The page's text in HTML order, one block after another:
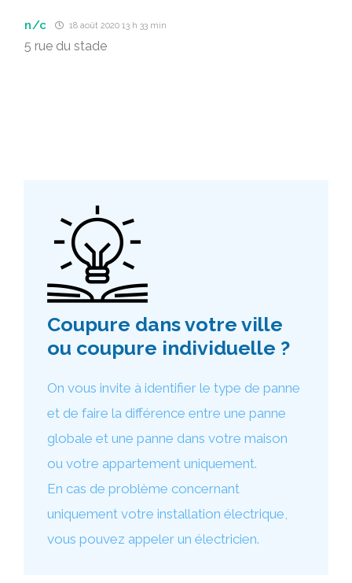
n/c 18 août 2020 13 h 33 min
5 rue du stade
Coupure dans votre ville
ou coupure individuelle ?
On vous invite à identifier le type de panne
et de faire la différence entre une panne
globale et une panne dans votre maison
ou votre appartement uniquement.
En cas de problème concernant
uniquement votre installation électrique,
vous pouvez appeler un électricien.